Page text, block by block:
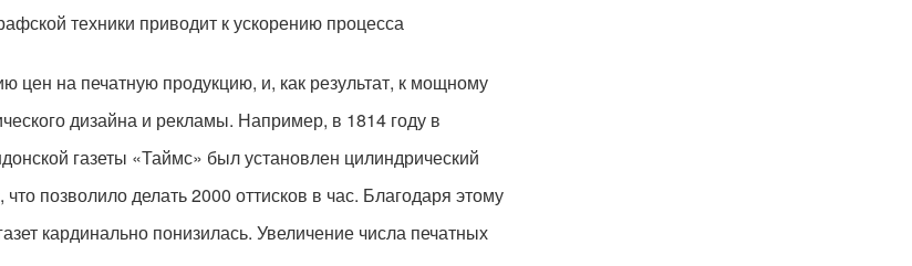
техники приводит к ускорению процесса
цен на печатную продукцию, и, как результат, к мощному
дизайна и рекламы. Например, в 1814 году в
газеты «Таймс» был установлен цилиндрический
что позволило делать 2000 оттисков в час. Благодаря этому
кардинально понизилась. Увеличение числа печатных